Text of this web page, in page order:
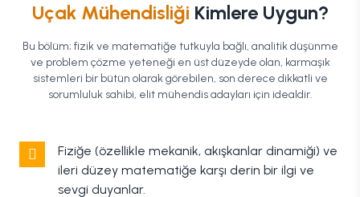
Uçak Mühendisliği Kimlere Uygun?
Bu bölüm; fizik ve matematiğe tutkuyla bağlı, analitik düşünme
ve problem çözme yeteneği en üst düzeyde olan, karmaşık
sistemleri bir bütün olarak görebilen, son derece dikkatli ve
sorumluluk sahibi, elit mühendis adayları için idealdir.
Fiziğe (özellikle mekanik, akışkanlar dinamiği) ve
ileri düzey matematiğe karşı derin bir ilgi ve
sevgi duyanlar.